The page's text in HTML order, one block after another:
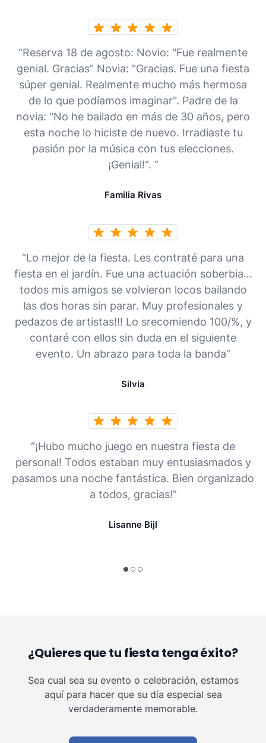
“Reserva 18 de agosto: Novio: "Fue realmente
genial. Gracias" Novia: "Gracias. Fue una fiesta
súper genial. Realmente mucho más hermosa
de lo que podíamos imaginar". Padre de la
novia: "No he bailado en más de 30 años, pero
esta noche lo hiciste de nuevo. Irradiaste tu
pasión por la música con tus elecciones.
¡Genial!". ”
Familia Rivas
“Lo mejor de la fiesta. Les contraté para una
fiesta en el jardín. Fue una actuación soberbia…
todos mis amigos se volvieron locos bailando
las dos horas sin parar. Muy profesionales y
pedazos de artistas!!! Lo srecomiendo 100/%, y
contaré con ellos sin duda en el siguiente
evento. Un abrazo para toda la banda”
Silvia
“¡Hubo mucho juego en nuestra fiesta de
personal! Todos estaban muy entusiasmados y
pasamos una noche fantástica. Bien organizado
a todos, gracias!”
Lisanne Bijl
¿Quieres que tu fiesta tenga éxito?
Sea cual sea su evento o celebración, estamos
aquí para hacer que su día especial sea
verdaderamente memorable.